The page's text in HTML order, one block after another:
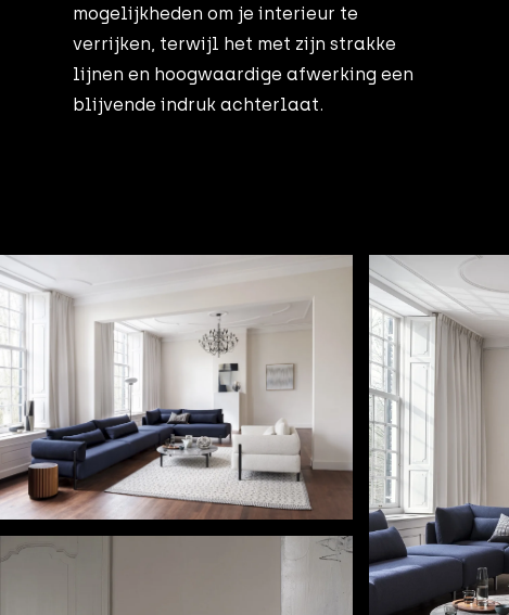
mogelijkheden om je interieur te
verrijken, terwijl het met zijn strakke
lijnen en hoogwaardige afwerking een
blijvende indruk achterlaat.